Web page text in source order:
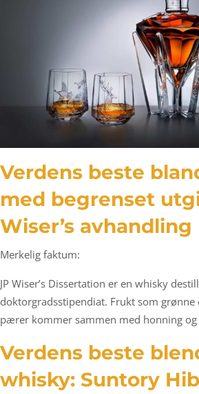
Verdens beste
med begrenset
Wiser’s avhandling
Merkelig faktum:
JP Wiser’s Dissertation er en whisky
doktorgradsstipendiat. Frukt som grønne
pærer kommer sammen med honning
Verdens beste
whisky: Suntory